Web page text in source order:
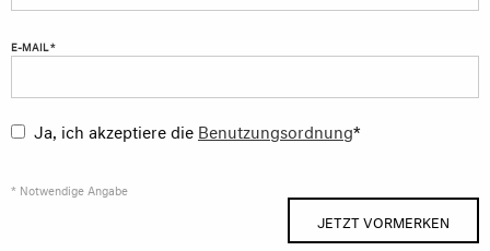
E-MAIL *
Ja, ich akzeptiere die Benutzungsordnung*
* Notwendige Angabe
JETZT VORMERKEN